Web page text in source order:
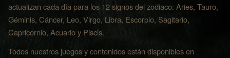
actualizan cada día para los 12 signos del zodiaco: Aries, Tauro,
Géminis, Cáncer, Leo, Virgo, Libra, Escorpio, Sagitario,
Capricornio, Acuario y Piscis.
Todos nuestros juegos y contenidos están disponibles en